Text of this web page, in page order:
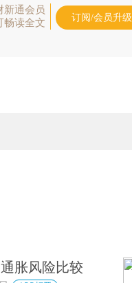
新通会员
畅读全文
订阅/会员升级
胀风险比较